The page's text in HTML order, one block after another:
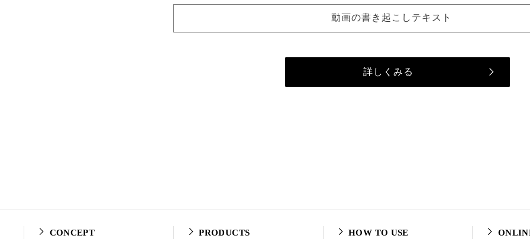
動画の書き起こしテキスト
詳しくみる
CONCEPT PRODUCTS HOW TO USE